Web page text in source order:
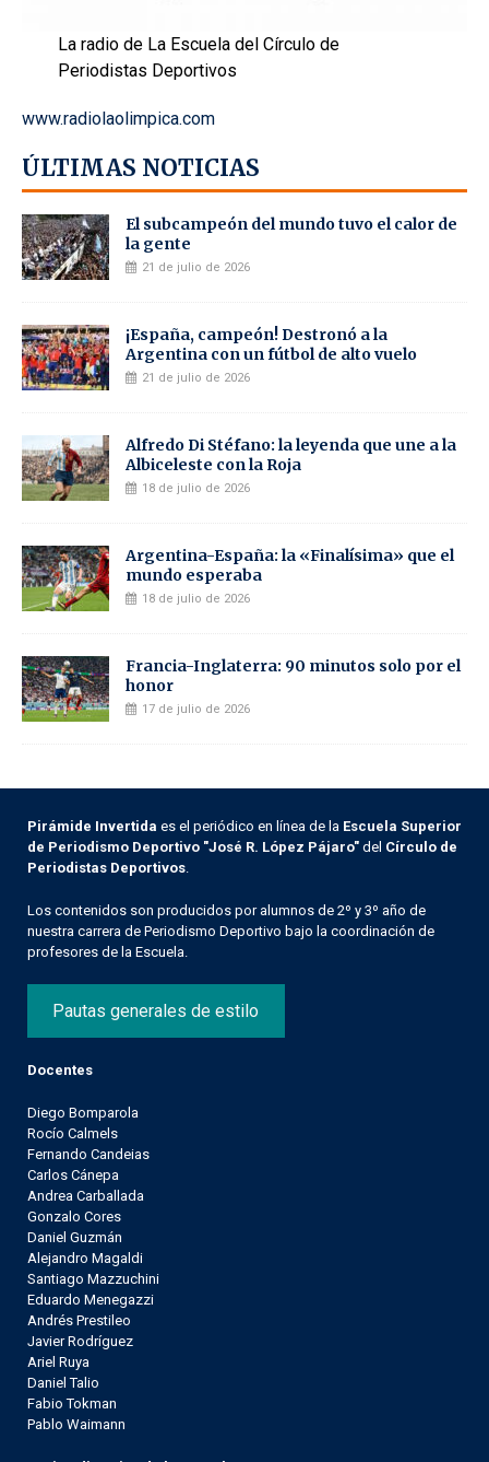
La radio de La Escuela del Círculo de
Periodistas Deportivos
www.radiolaolimpica.com
ÚLTIMAS NOTICIAS
El subcampeón del mundo tuvo el calor de
la gente
21 de julio de 2026
¡España, campeón! Destronó a la
Argentina con un fútbol de alto vuelo
21 de julio de 2026
Alfredo Di Stéfano: la leyenda que une a la
Albiceleste con la Roja
18 de julio de 2026
Argentina-España: la «Finalísima» que el
mundo esperaba
18 de julio de 2026
Francia-Inglaterra: 90 minutos solo por el
honor
17 de julio de 2026
Pirámide Invertida es el periódico en línea de la Escuela Superior
de Periodismo Deportivo "José R. López Pájaro" del Círculo de
Periodistas Deportivos
Los contenidos son producidos por alumnos de 2º y 3º año de
nuestra carrera de Periodismo Deportivo bajo la coordinación de
profesores de la Escuela.
Pautas generales de estilo
Docentes
Diego Bomparola
Rocío Calmels
Fernando Candeias
Carlos Cánepa
Andrea Carballada
Gonzalo Cores
Daniel Guzmán
Alejandro Magaldi
Santiago Mazzuchini
Eduardo Menegazzi
Andrés Prestileo
Javier Rodríguez
Ariel Ruya
Daniel Talio
Fabio Tokman
Pablo Waimann